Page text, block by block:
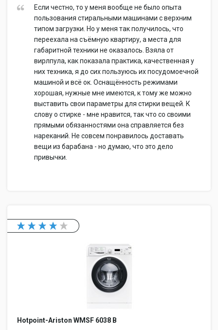
Если честно, то у меня вообще не было опыта
пользования стиральными машинами с верхним
типом загрузки. Но у меня так получилось, что
переехала на съёмную квартиру, а места для
габаритной техники не оказалось. Взяла от
вирлпула, как показала практика, качественная у
них техника, я до сих пользуюсь их посудомоечной
машиной и всё ок. Оснащённость режимами
хорошая, нужные мне имеются, к тому же можно
выставить свои параметры для стирки вещей. К
слову о стирке - мне нравится, так что со своими
прямыми обязанностями она справляется без
нареканий. Не совсем понравилось доставать
вещи из барабана - но думаю, что это дело
привычки.
Hotpoint-Ariston WMSF 6038 B